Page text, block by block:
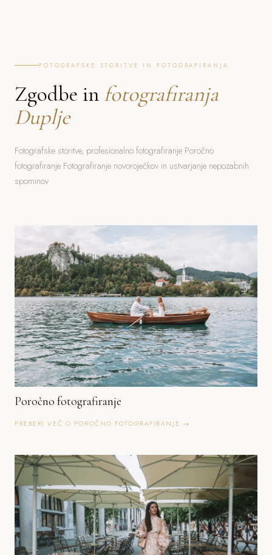
FOTOGRAFSKE STORITVE IN FOTOGRAFIRANJA
Zgodbe in fotografiranja
Duplje
Fotografske storitve, profesionalno fotografiranje Poročno
fotografiranje Fotografiranje novoroječkov in ustvarjanje nepozabnih
spominov
Poročno fotografiranje
PREBERI VEČ O POROČNO FOTOGRAFIRANJE →